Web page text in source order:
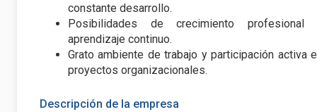
constante desarrollo.
Posibilidades de crecimiento profesional
aprendizaje continuo.
Grato ambiente de trabajo y participación activa
proyectos organizacionales.
Descripción de la empresa